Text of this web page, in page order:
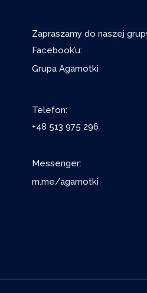
Zapraszamy do naszej
Facebook’u:
Grupa Agamotki
Telefon:
+48 513 975 296
Messenger:
m.me/agamotki